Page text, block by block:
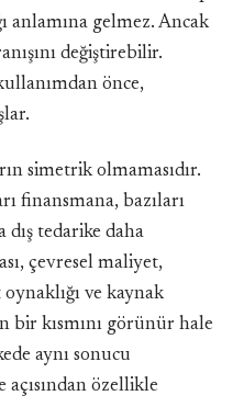
anlamına gelmez. Ancak
değiştirebilir.
önce,
simetrik olmamasıdır.
finansmana, bazıları
dış tedarike daha
çevresel maliyet,
ve kaynak
bir kısmını görünür hale
aynı sonucu
özellikle